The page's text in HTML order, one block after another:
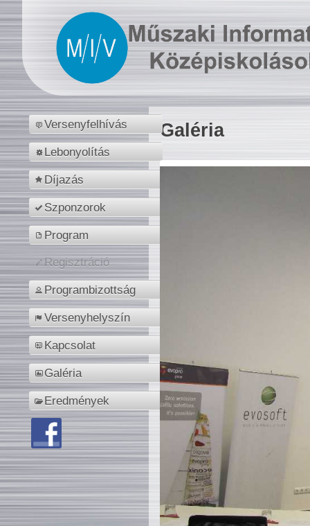
Versenyfelhívás
Lebonyolítás
Díjazás
Szponzorok
Program
Regisztráció
Programbizottság
Versenyhelyszín
Kapcsolat
Galéria
Eredmények
Galéria